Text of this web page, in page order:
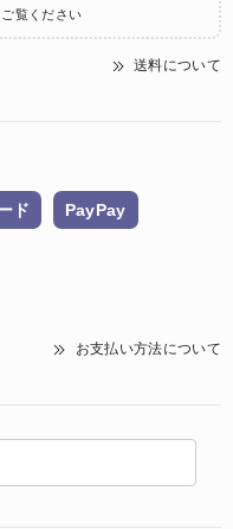
覧ください
送料について
ド PayPay
お支払い方法について